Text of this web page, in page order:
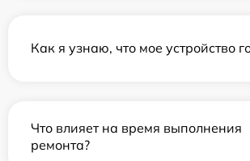
Как я узнаю, что мое устройство
Что влияет на время выполнения
ремонта?